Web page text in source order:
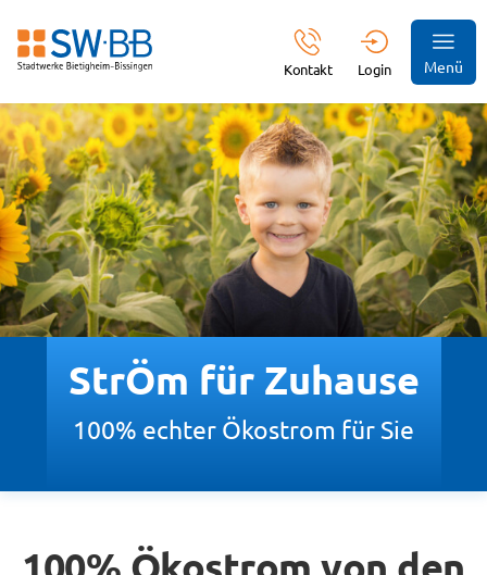
Kontakt Login Menü
StrÖm für Zuhause
100% echter Ökostrom für Sie